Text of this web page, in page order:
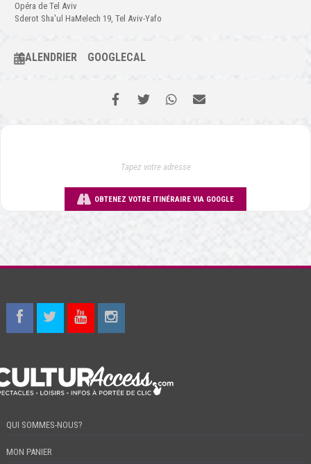
Opéra de Tel Aviv
Sderot Sha'ul HaMelech 19, Tel Aviv-Yafo
CALENDRIER GOOGLECAL
OBTENEZ VOTRE ITINÉRAIRE VIA GOOGLE
QUI SOMMES-NOUS?
MON PANIER